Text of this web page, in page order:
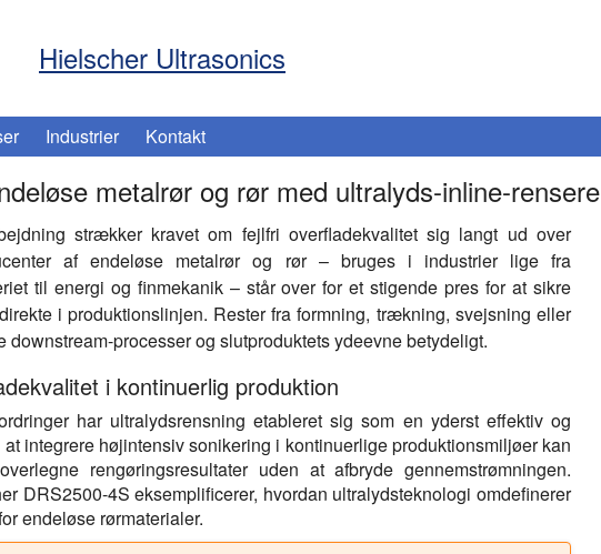
Hielscher Ultrasonics
Industrier Kontakt
metalrør og rør med ultralyds-inline-rensere
strækker kravet om fejlfri overfladekvalitet sig langt ud over
af endeløse metalrør og rør – bruges i industrier lige fra
til energi og finmekanik – står over for et stigende pres for at sikre
i produktionslinjen. Rester fra formning, trækning, svejsning eller
downstream-processer og slutproduktets ydeevne betydeligt.
i kontinuerlig produktion
har ultralydsrensning etableret sig som en yderst effektiv og
integrere højintensiv sonikering i kontinuerlige produktionsmiljøer kan
rengøringsresultater uden at afbryde gennemstrømningen.
DRS2500-4S eksemplificerer, hvordan ultralydsteknologi omdefinerer
endeløse rørmaterialer.